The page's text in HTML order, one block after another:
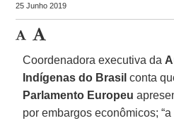
25 Junho 2019
Coordenadora executiva da
Indígenas do Brasil conta
Parlamento Europeu
por embargos econômicos;